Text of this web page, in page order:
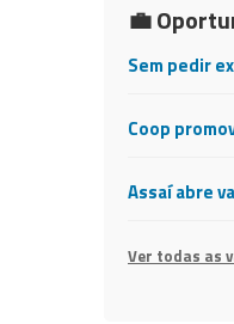
💼
Sem pedir
Coop
Assaí abre
Ver todas as